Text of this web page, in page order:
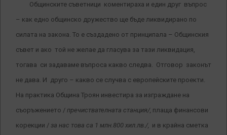
Общинските съветници коментираха и един друг въпрос
– как едно общинско дружество ще бъде ликвидирано по
силата на закона. То е създадено от принципала – Общинския
съвет и ако той не желае да гласува за тази ликвидация,
тогава си задаваме въпроса какво следва. Отговор законът
не дава. И друго – какво се случва с европейските проекти.
На практика Община Троян инвестира за изграждане на
съоръжението / пречиствателната станция/, плаща финансови
корекции / за нас това са 1 млн.800 хил.лв./, и в крайна сметка